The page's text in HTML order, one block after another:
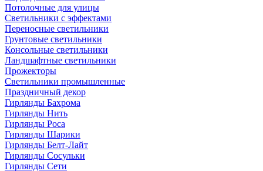
Потолочные для улицы
Светильники с эффектами
Переносные светильники
Грунтовые светильники
Консольные светильники
Ландшафтные светильники
Прожекторы
Светильники промышленные
Праздничный декор
Гирлянды Бахрома
Гирлянды Нить
Гирлянды Роса
Гирлянды Шарики
Гирлянды Белт-Лайт
Гирлянды Сосульки
Гирлянды Сети